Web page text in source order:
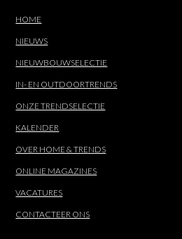
HOME
NIEUWS
NIEUWBOUWSELECTIE
IN- EN OUTDOORTRENDS
ONZE TRENDSELECTIE
KALENDER
OVER HOME & TRENDS
ONLINE MAGAZINES
VACATURES
CONTACTEER ONS